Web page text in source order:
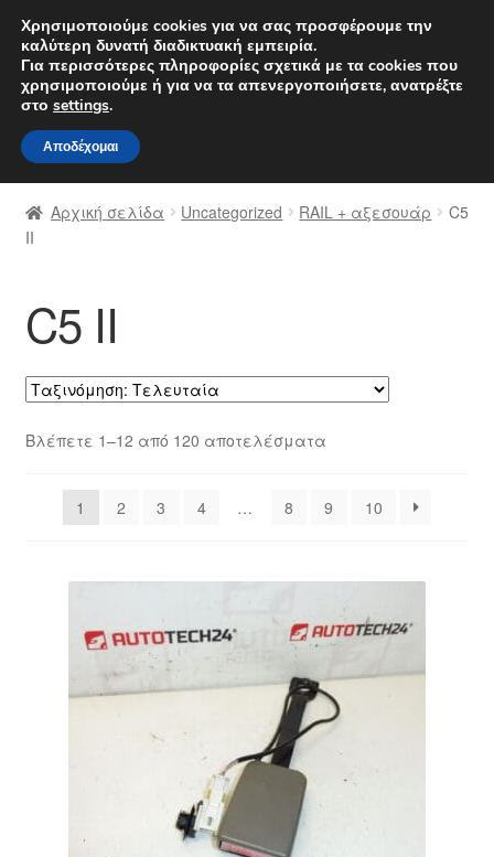
ΑΠΟΣΤΟΛΗ από 7 EUR
Δευτέρα-Παρ. 9 π.μ. - 4 μ.μ.
Απευθείας
μετάβαση
στην
πλοήγηση
Μετάβαση
σε
περιεχόμενο
Αρχική
Διαδικασία Παραπόνων
Καροτσάκι
Μεταφορά
Ολοκλήρωση αγοράς
Οροι και Προϋποθέσεις
Παγκόσμια αποστολή
Παράπονα
Πολιτική Απορρήτου
Αρχική σελίδα Uncategorized RAIL + αξεσουάρ
C5
II
C5 II
Βλέπετε 1–12 από 120 αποτελέσματαSorted
1
2 3 4 … 8 9 10
Χρησιμοποιούμε cookies για να σας προσφέρουμε την
καλύτερη δυνατή διαδικτυακή εμπειρία.
Για περισσότερες πληροφορίες σχετικά με τα cookies που
χρησιμοποιούμε ή για να τα απενεργοποιήσετε, ανατρέξτε
στο settings.
Αποδέχομαι